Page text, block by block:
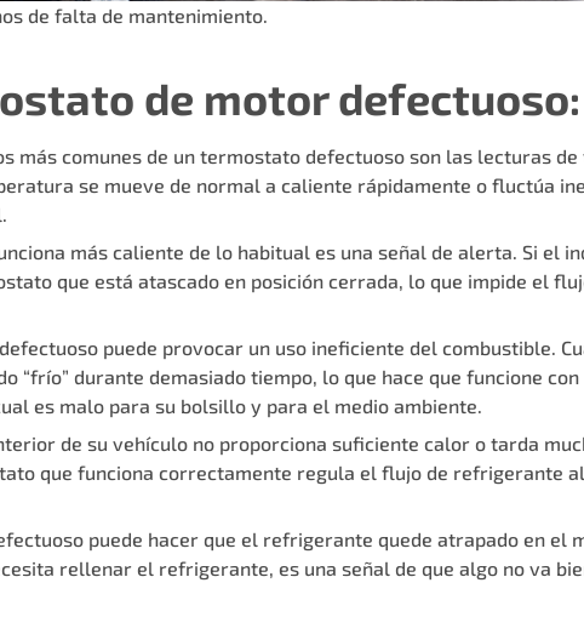
de falta de mantenimiento.
de motor defectuoso:
más comunes de un termostato defectuoso son las lecturas
se mueve de normal a caliente rápidamente o fluctúa
más caliente de lo habitual es una señal de alerta. Si el
que está atascado en posición cerrada, lo que impide el
puede provocar un uso ineficiente del combustible.
“frío” durante demasiado tiempo, lo que hace que funcione
es malo para su bolsillo y para el medio ambiente.
de su vehículo no proporciona suficiente calor o tarda
que funciona correctamente regula el flujo de refrigerante
puede hacer que el refrigerante quede atrapado en el
rellenar el refrigerante, es una señal de que algo no va